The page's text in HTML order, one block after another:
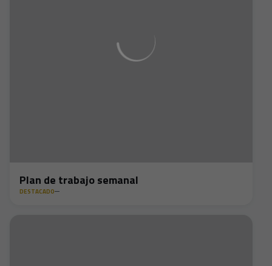
Plan de trabajo semanal
DESTACADO